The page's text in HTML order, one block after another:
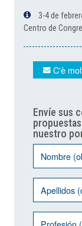
3-4 de
Centro de
C'è
Envíe sus
nuestro